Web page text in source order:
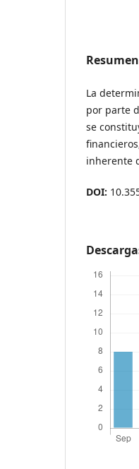
Resumen
La
por parte
se
inherente
DOI: